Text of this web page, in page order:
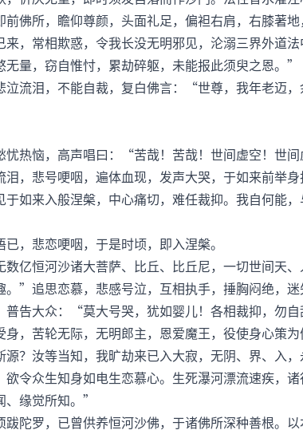
所，瞻仰尊颜，头面礼足，偏袒右肩，右膝著地
来，常相欺惑，令我长没无明邪见，沦溺三界外道
量，窃自惟忖，累劫碎躯，未能报此须臾之恩。”
流泪，不能自裁，复白佛言：“世尊，我年老迈，
热恼，高声唱曰：“苦哉！苦哉！世间虚空！世间
，悲号哽咽，遍体血现，发声大哭，于如来前举
如来入般涅槃，中心痛切，难任裁抑。我自何能
悲恋哽咽，于是时顷，即入涅槃。
亿恒河沙诸大菩萨、比丘、比丘尼，一切世间天
”追思恋慕，悲感号泣，互相执手，捶胸闷绝，迷
告大众：“莫大号哭，犹如婴儿！各相裁抑，勿自
身，苦轮无际，无明郎主，恩爱魔王，役使身心策
源？汝等当知，我旷劫来已入大寂，无阴、界、入
欲令众生知身如电生恋慕心。生死瀑河漂流速疾，
、缘觉所知。”
罗，已曾供养恒河沙佛，于诸佛所深种善根。以